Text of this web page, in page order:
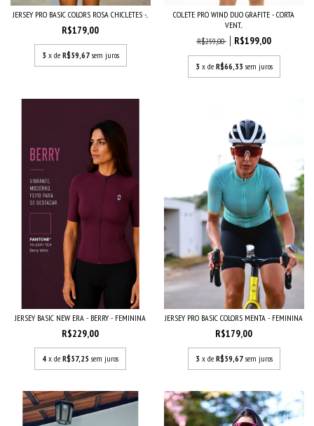
JERSEY PRO BASIC COLORS ROSA CHICLETES -...
R$179,00
3 x de R$59,67 sem juros
COLETE PRO WIND DUO GRAFITE - CORTA
VENT...
R$259,00
R$199,00
3 x de R$66,33 sem juros
JERSEY BASIC NEW ERA - BERRY - FEMININA
R$229,00
4 x de R$57,25 sem juros
JERSEY PRO BASIC COLORS MENTA - FEMININA
R$179,00
3 x de R$59,67 sem juros